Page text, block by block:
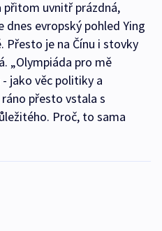
přitom uvnitř prázdná,
evropský pohled Ying
je na Čínu i stovky
„Olympiáda pro mě
jako věc politiky a
přesto vstala s
Proč, to sama